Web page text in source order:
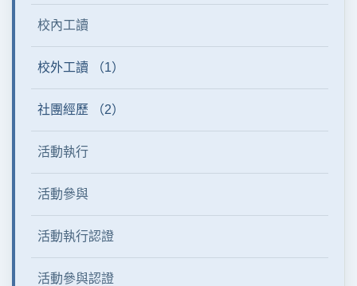
校內工讀
校外工讀 （1）
社團經歷 （2）
活動執行
活動參與
活動執行認證
活動參與認證